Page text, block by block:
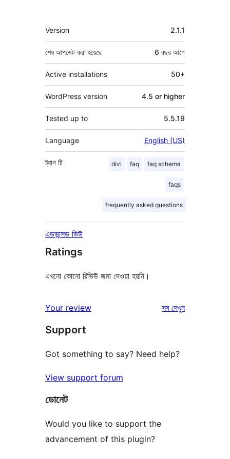
মেটা
Version 2.1.1
শেষ আপডেট করা হয়েছে 6 বছর আগে
Active installations 50+
WordPress version 4.5 or higher
Tested up to 5.5.19
Language English (US)
ট্যাগ divi faq faq schema
faqs
frequently asked questions
টি
এডভান্সড ভিউ
Ratings
এখনো কোনো রিভিউ জমা দেওয়া হয়নি।
Your review সবরিভিউ
দেখুন
Support
Got something to say? Need help?
View support forum
ডোনেট
Would you like to support the
advancement of this plugin?